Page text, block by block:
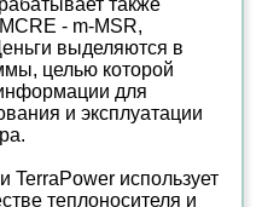
также
- m-MSR,
выделяются в
целью которой
для
и эксплуатации
TerraPower использует
теплоносителя и